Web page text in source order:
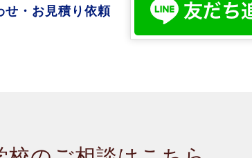
・お見積り依頼